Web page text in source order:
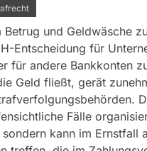
Betrug und Geldwäsche
Entscheidung für
für andere Bankkonten
Geld fließt, gerät
Fälle
kann im Ernstfall